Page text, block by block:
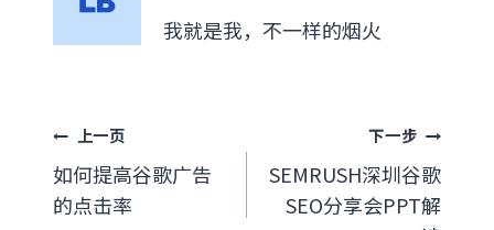
我就是我，不一样的烟火
文
章
上一页
如何提高谷歌广告
的点击率
下一步
SEMRUSH深圳谷歌
SEO分享会PPT解